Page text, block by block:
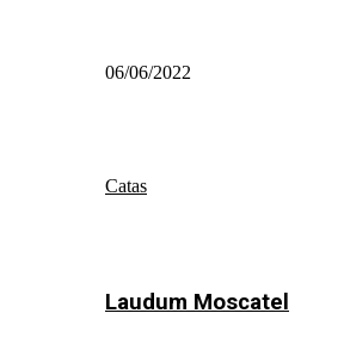
06/06/2022
Catas
Laudum Moscatel